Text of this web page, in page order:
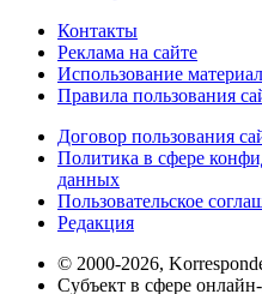
Контакты
Реклама на сайте
Использование
Правила пользования
Договор пользования
Политика в сфере
данных
Пользовательское
Редакция
© 2000-2026,
Субъект в сфере